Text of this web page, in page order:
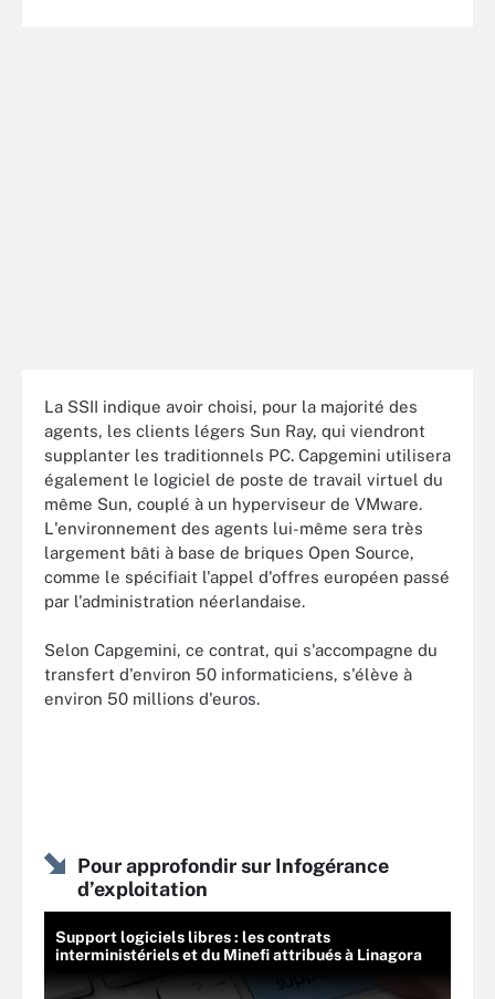
La SSII indique avoir choisi, pour la majorité des
agents, les clients légers Sun Ray, qui viendront
supplanter les traditionnels PC. Capgemini utilisera
également le logiciel de poste de travail virtuel du
même Sun, couplé à un hyperviseur de VMware.
L'environnement des agents lui-même sera très
largement bâti à base de briques Open Source,
comme le spécifiait l'appel d'offres européen passé
par l'administration néerlandaise.
Selon Capgemini, ce contrat, qui s'accompagne du
transfert d'environ 50 informaticiens, s'élève à
environ 50 millions d'euros.
Pour approfondir sur Infogérance
d’exploitation
Support logiciels libres : les contrats
interministériels et du Minefi attribués à Linagora